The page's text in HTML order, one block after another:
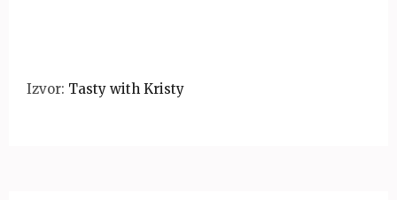
Izvor: Tasty with Kristy